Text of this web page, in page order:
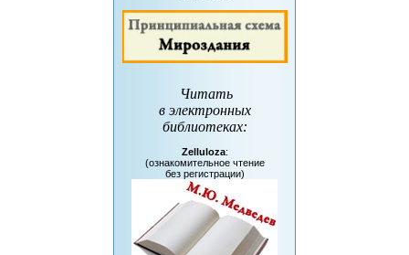
Читать
в электронных
библиотеках:
Zelluloza:
(ознакомительное чтение
без регистрации)